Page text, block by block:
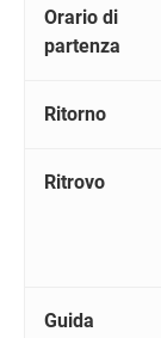
Orario di
partenza
Ritorno
Ritrovo
Guida